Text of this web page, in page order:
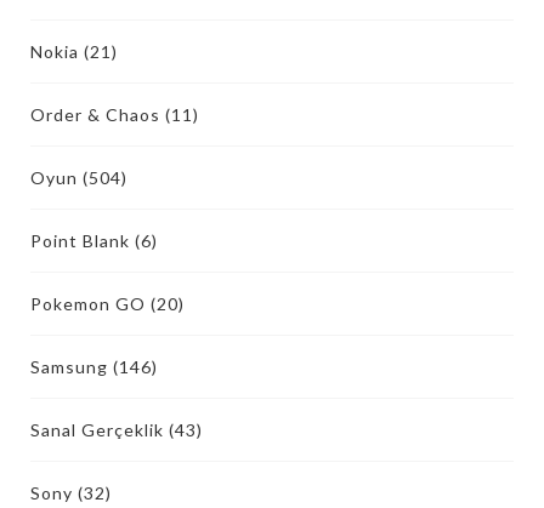
Nokia (21)
Order & Chaos (11)
Oyun (504)
Point Blank (6)
Pokemon GO (20)
Samsung (146)
Sanal Gerçeklik (43)
Sony (32)